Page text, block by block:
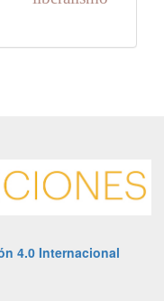
4.0 Internacional